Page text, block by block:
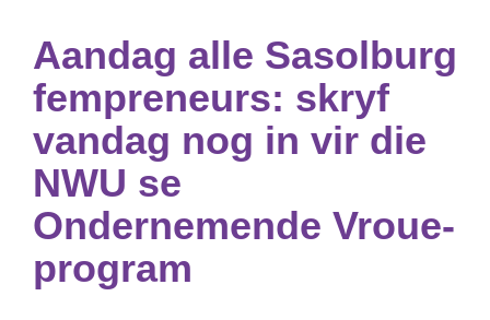
Aandag alle Sasolburg
fempreneurs: skryf
vandag nog in vir die
NWU se
Ondernemende Vroue-
program